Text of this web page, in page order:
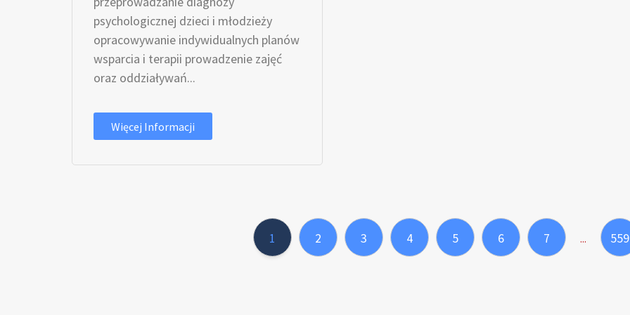
psychologicznej dzieci i młodzieży
opracowywanie indywidualnych planów
wsparcia i terapii prowadzenie zajęć
oraz oddziaływań...
Więcej Informacji
1 2 3 4 5 6 7 ... 559